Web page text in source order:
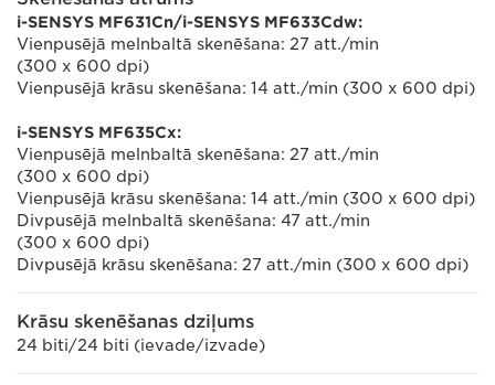
i-SENSYS MF631Cn/i-SENSYS MF633Cdw:
Vienpusējā melnbaltā skenēšana: 27 att./min
(300 x 600 dpi)
Vienpusējā krāsu skenēšana: 14 att./min (300 x 600 dpi)
i-SENSYS MF635Cx:
Vienpusējā melnbaltā skenēšana: 27 att./min
(300 x 600 dpi)
Vienpusējā krāsu skenēšana: 14 att./min (300 x 600 dpi)
Divpusējā melnbaltā skenēšana: 47 att./min
(300 x 600 dpi)
Divpusējā krāsu skenēšana: 27 att./min (300 x 600 dpi)
Krāsu skenēšanas dziļums
24 biti/24 biti (ievade/izvade)